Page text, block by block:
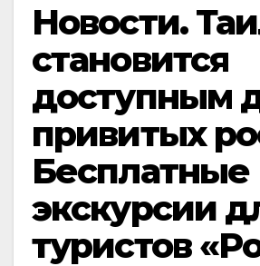
Новости.
становится
доступным
привитых
Бесплатные
экскурсии
туристов